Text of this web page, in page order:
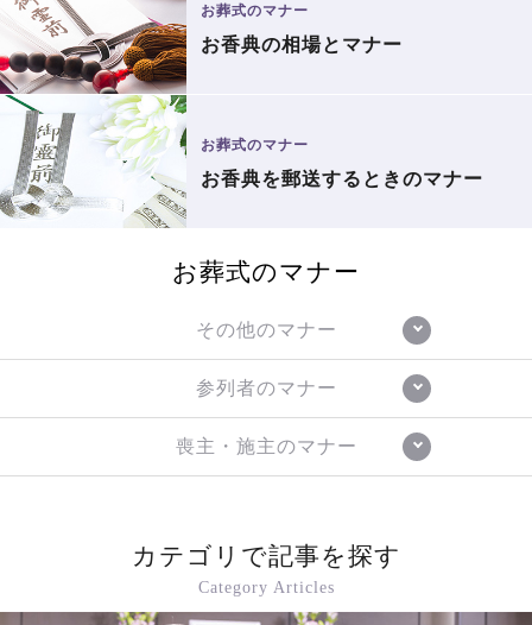
お葬式のマナー
お香典の相場とマナー
お葬式のマナー
お香典を郵送するときのマナー
お葬式のマナー
その他のマナー
参列者のマナー
喪主・施主のマナー
カテゴリで記事を探す
Category Articles